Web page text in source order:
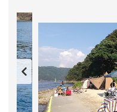
んでいます。暖かみ
湯」と、松野町の名所
床(なめとこ)の湯」が
風呂やサウナ、家族
の足湯も駅前にあり
(なめとこけいこく)
と)の観光後に、疲れ